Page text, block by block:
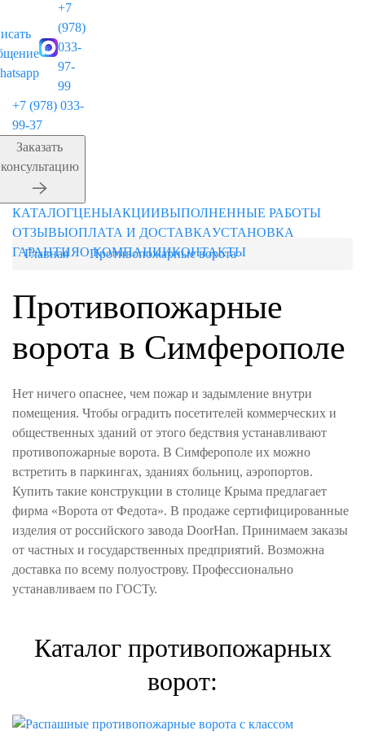
+7
(978)
033-
97-
99
+7 (978) 033-
99-37
Заказать
консультацию
КАТАЛОГЦЕНЫАКЦИИВЫПОЛНЕННЫЕ РАБОТЫ
ОТЗЫВЫОПЛАТА И ДОСТАВКАУСТАНОВКА
ГАРАНТИЯО КОМПАНИИКОНТАКТЫ
Главная Противопожарные ворота
Противопожарные
ворота в Симферополе
Нет ничего опаснее, чем пожар и задымление внутри
помещения. Чтобы оградить посетителей коммерческих и
общественных зданий от этого бедствия устанавливают
противопожарные ворота. В Симферополе их можно
встретить в паркингах, зданиях больниц, аэропортов.
Купить такие конструкции в столице Крыма предлагает
фирма «Ворота от Федота». В продаже сертифицированные
изделия от российского завода DoorHan. Принимаем заказы
от частных и государственных предприятий. Возможна
доставка по всему полуострову. Профессионально
устанавливаем по ГОСТу.
Каталог противопожарных
ворот: